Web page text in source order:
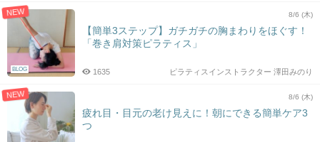
NEW
BLOG
8/6 (木)
【簡単3ステップ】ガチガチの胸まわりをほぐす！
「巻き肩対策ピラティス」
ピラティスインストラクター 澤田みのり
1635
NEW 8/6 (木)
疲れ目・目元の老け見えに！朝にできる簡単ケア3
つ